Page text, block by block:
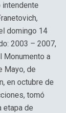
intendente
domingo 14
2003 – 2007,
Monumento a
Mayo, de
en octubre de
tomó
etapa de